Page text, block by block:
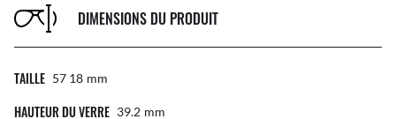
DIMENSIONS DU PRODUIT
TAILLE 57 18 Mm
HAUTEUR DU VERRE 39.2 Mm